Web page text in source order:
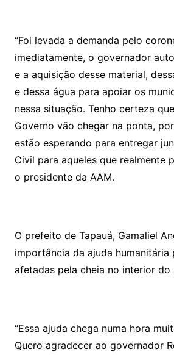
“Foi levada a demanda pelo
imediatamente, o governador
e a aquisição desse material,
e dessa água para apoiar os
nessa situação. Tenho certeza
Governo vão chegar na ponta,
estão esperando para entregar
Civil para aqueles que realmente
o presidente da AAM.
O prefeito de Tapauá, Gamaliel
importância da ajuda humanitária
afetadas pela cheia no interior do
“Essa ajuda chega numa hora
Quero agradecer ao governador